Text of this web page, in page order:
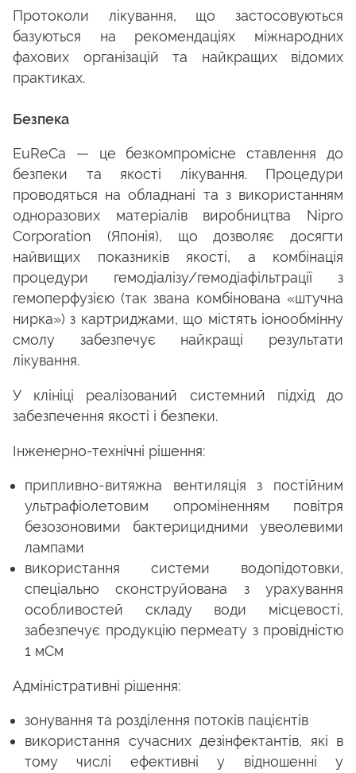
Протоколи лікування, що застосовуються
базуються на рекомендаціях міжнародних
фахових організацій та найкращих відомих
практиках.
Безпека
EuReCa — це безкомпромісне ставлення до
безпеки та якості лікування. Процедури
проводяться на обладнані та з використанням
одноразових матеріалів виробництва Nipro
Corporation (Японія), що дозволяє досягти
найвищих показників якості, а комбінація
процедури гемодіалізу/гемодіафільтрації з
гемоперфузією (так звана комбінована «штучна
нирка») з картриджами, що містять іонообмінну
смолу забезпечує найкращі результати
лікування.
У клініці реалізований системний підхід до
забезпечення якості і безпеки.
Інженерно-технічні рішення:
припливно-витяжна вентиляція з постійним
ультрафіолетовим опроміненням повітря
безозоновими бактерицидними увеолевими
лампами
використання системи водопідотовки,
спеціально сконструйована з урахування
особливостей складу води місцевості,
забезпечує продукцію пермеату з провідністю
1 мСм
Адміністративні рішення:
зонування та розділення потоків пацієнтів
використання сучасних дезінфектантів, які в
тому числі ефективні у відношенні у